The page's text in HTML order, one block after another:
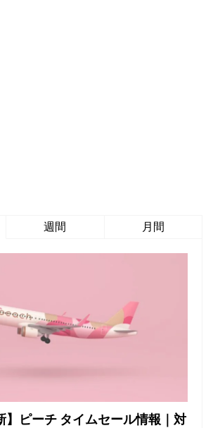
週間 月間
】ピーチ タイムセール情報｜対